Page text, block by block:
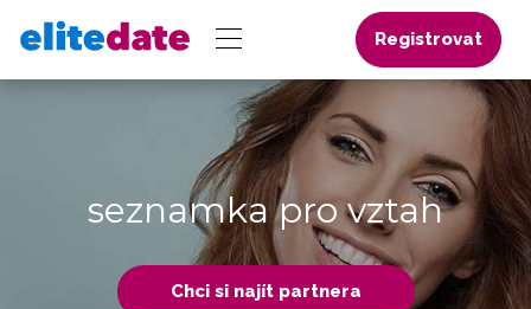
Registrovat
seznamka pro vztah
Chci si najít partnera